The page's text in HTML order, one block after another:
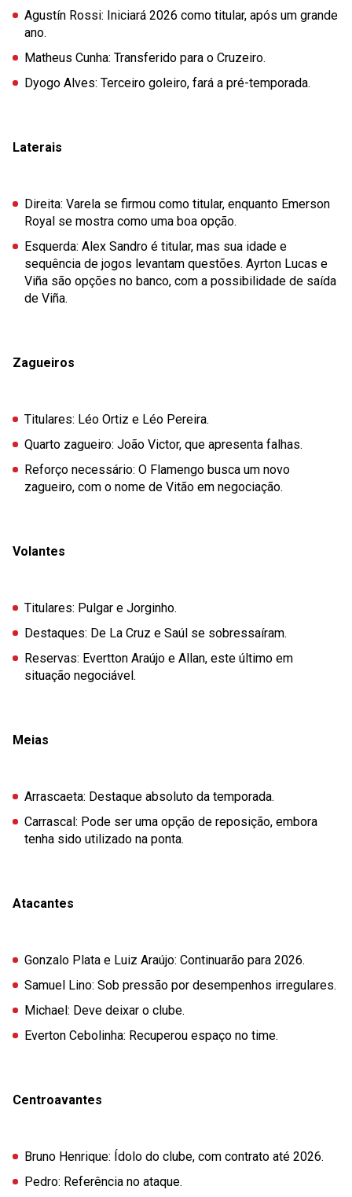
Agustín Rossi: Iniciará 2026 como titular, após um grande
ano.
Matheus Cunha: Transferido para o Cruzeiro.
Dyogo Alves: Terceiro goleiro, fará a pré-temporada.
Laterais
Direita: Varela se firmou como titular, enquanto Emerson
Royal se mostra como uma boa opção.
Esquerda: Alex Sandro é titular, mas sua idade e
sequência de jogos levantam questões. Ayrton Lucas e
Viña são opções no banco, com a possibilidade de saída
de Viña.
Zagueiros
Titulares: Léo Ortiz e Léo Pereira.
Quarto zagueiro: João Victor, que apresenta falhas.
Reforço necessário: O Flamengo busca um novo
zagueiro, com o nome de Vitão em negociação.
Volantes
Titulares: Pulgar e Jorginho.
Destaques: De La Cruz e Saúl se sobressaíram.
Reservas: Evertton Araújo e Allan, este último em
situação negociável.
Meias
Arrascaeta: Destaque absoluto da temporada.
Carrascal: Pode ser uma opção de reposição, embora
tenha sido utilizado na ponta.
Atacantes
Gonzalo Plata e Luiz Araújo: Continuarão para 2026.
Samuel Lino: Sob pressão por desempenhos irregulares.
Michael: Deve deixar o clube.
Everton Cebolinha: Recuperou espaço no time.
Centroavantes
Bruno Henrique: Ídolo do clube, com contrato até 2026.
Pedro: Referência no ataque.